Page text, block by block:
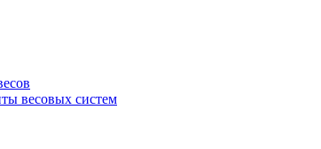
весовых систем